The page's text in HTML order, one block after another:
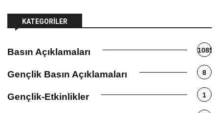
KATEGORILER
Basın Açıklamaları 1085
Gençlik Basın Açıklamaları 8
Gençlik-Etkinlikler 1